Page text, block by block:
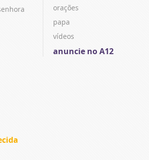
orações
papa
vídeos
anuncie no A12